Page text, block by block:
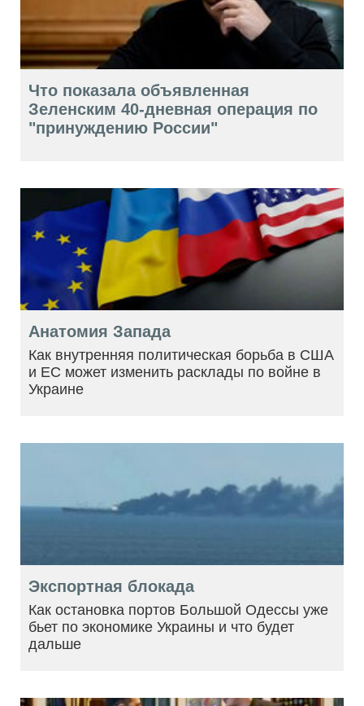
Что показала объявленная
Зеленским 40-дневная операция по
"принуждению России"
Анатомия Запада
Как внутренняя политическая борьба в США
и ЕС может изменить расклады по войне в
Украине
Экспортная блокада
Как остановка портов Большой Одессы уже
бьет по экономике Украины и что будет
дальше